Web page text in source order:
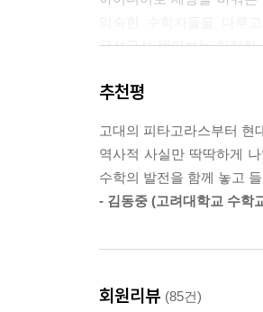
을 모아 쌓았더니 높이가
수학 분야에서 뛰어난 업
아닌 천문학과 교수였고
된 소행성 덕분이었습니
겨우 몇 주 관측했을 때,
이 일로 가우스의 이름이
구석구석 뜯어보는 친절한
몰고 왔던 수학자들의 이
도박과 확률, 주식과 피보
건축과 피타고라스 정리,
수학으로 우리가 사는 세
인류사에 많은 영향을 미
추천평
고대의 피타고라스부터 현
역사적 사실만 딱딱하게
수학의 발전을 함께 놓고
- 김동중 (고려대학교 수학
회원리뷰 (85건)